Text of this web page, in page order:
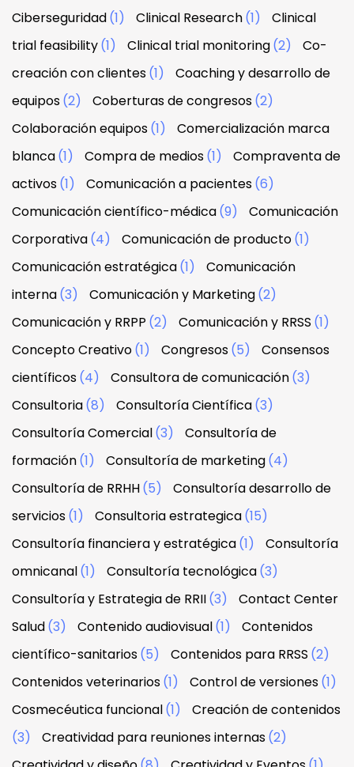
Ciberseguridad(1) Clinical Research(1)
Clinical
trial feasibility(1) Clinical trial monitoring(2)
Co-
creación con clientes(1)
Coaching y desarrollo de
equipos(2) Coberturas de congresos(2)
Colaboración equipos(1)
Comercialización marca
blanca(1) Compra de medios(1)
Compraventa de
activos(1) Comunicación a pacientes(6)
Comunicación científico-médica(9)
Comunicación
Corporativa(4) Comunicación de producto(1)
Comunicación estratégica(1)
Comunicación
interna(3) Comunicación y Marketing(2)
Comunicación y RRPP (2) Comunicación y RRSS (1)
Concepto Creativo(1) Congresos(5)
Consensos
científicos(4) Consultora de comunicación(3)
Consultoria(8) Consultoría Científica(3)
Consultoría Comercial(3)
Consultoría de
formación(1) Consultoría de marketing(4)
Consultoría de RRHH(5)
Consultoría desarrollo de
servicios(1) Consultoria estrategica(15)
Consultoría financiera y estratégica(1)
Consultoría
omnicanal(1) Consultoría tecnológica(3)
Consultoría y Estrategia de RRII(3)
Contact Center
Salud(3) Contenido audiovisual(1)
Contenidos
científico-sanitarios(5) Contenidos para RRSS (2)
Contenidos veterinarios(1) Control de versiones(1)
Cosmecéutica funcional(1)
Creación de contenidos
(3)
Creatividad para reuniones internas(2)